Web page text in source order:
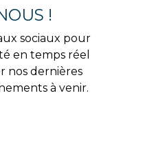
!
sociaux pour
en temps réel
nos dernières
à venir.